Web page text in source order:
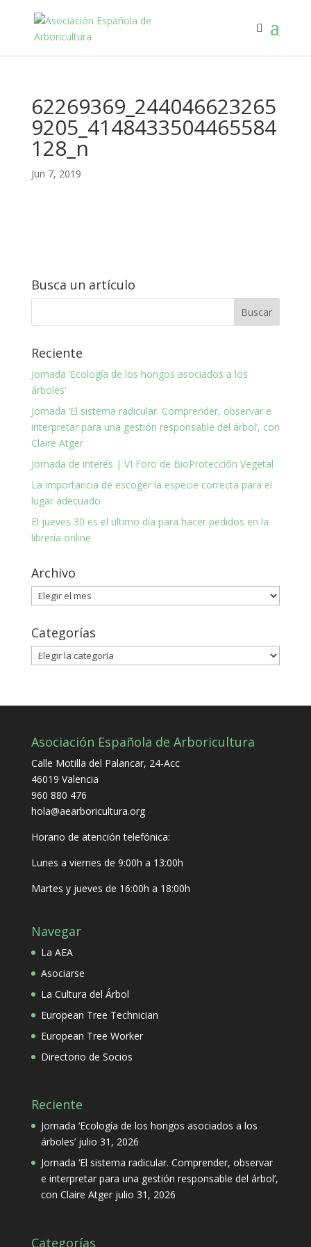
62269369_244046623265
9205_4148433504465584
128_n
Jun 7, 2019
Busca un artículo
Reciente
Jornada ‘Ecología de los hongos asociados a los
árboles’
Jornada ‘El sistema radicular. Comprender, observar e
interpretar para una gestión responsable del árbol’, con
Claire Atger
Jornada de interés | VI Foro de BioProtección Vegetal
La importancia de escoger la especie correcta para el
lugar adecuado
El jueves 30 es el último día para hacer pedidos en la
librería online
Archivo
Archivo
Categorías
Categorías
Asociación Española de Arboricultura
Calle Motilla del Palancar, 24-Acc
46019 Valencia
960 880 476
hola@aearboricultura.org
Horario de atención telefónica:
Lunes a viernes de 9:00h a 13:00h
Martes y jueves de 16:00h a 18:00h
Navegar
La AEA
Asociarse
La Cultura del Árbol
European Tree Technician
European Tree Worker
Directorio de Socios
Reciente
Jornada ‘Ecología de los hongos asociados a los
árboles’ julio 31, 2026
Jornada ‘El sistema radicular. Comprender, observar
e interpretar para una gestión responsable del árbol’,
con Claire Atger julio 31, 2026
Categorías